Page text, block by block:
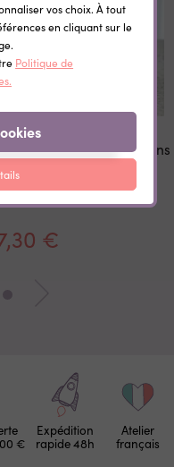
à
Amoureux
€
€
Expédition
rapide 48h
Atelier
français
vos choix. À tout
en cliquant sur le
Politique de